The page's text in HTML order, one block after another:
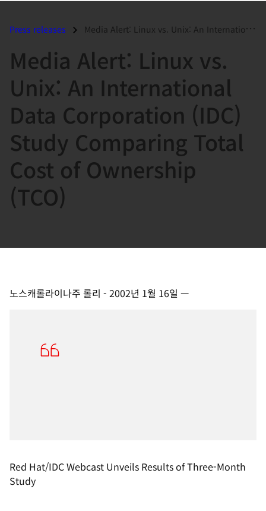
Press releases Media Alert: Linux vs. Unix: An International Data Corporation (IDC) S...
Media Alert: Linux vs.
Unix: An International
Data Corporation (IDC)
Study Comparing Total
Cost of Ownership
(TCO)
노스캐롤라이나주 롤리 - 2002년 1월 16일 —
Red Hat/IDC Webcast Unveils Results of Three-Month
Study